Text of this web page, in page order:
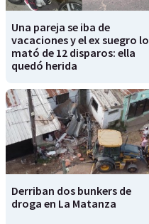
Una pareja se iba de
vacaciones y el ex suegro lo
mató de 12 disparos: ella
quedó herida
Derriban dos bunkers de
droga en La Matanza